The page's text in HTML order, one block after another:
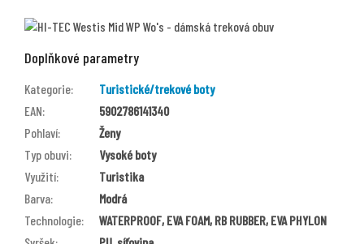
Doplňkové parametry
Kategorie:
Turistické/trekové boty
EAN:
5902786141340
Pohlaví:
Ženy
Typ obuvi:
Vysoké boty
Využití:
Turistika
Barva:
Modrá
Technologie:
WATERPROOF, EVA FOAM, RB RUBBER, EVA PHYLON